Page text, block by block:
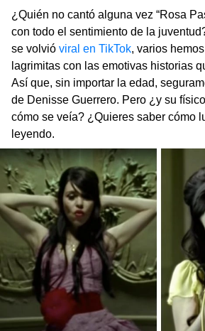
¿Quién no cantó alguna vez “Rosa
con todo el sentimiento de la
se volvió viral en TikTok, varios
lagrimitas con las emotivas historias
Así que, sin importar la edad,
de Denisse Guerrero. Pero ¿y su
cómo se veía? ¿Quieres saber cómo
leyendo.